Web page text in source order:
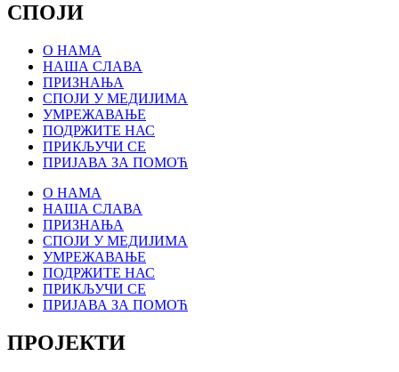
СПОЈИ
О НАМА
НАША СЛАВА
ПРИЗНАЊА
СПОЈИ У МЕДИЈИМА
УМРЕЖАВАЊЕ
ПОДРЖИТЕ НАС
ПРИКЉУЧИ СЕ
ПРИЈАВА ЗА ПОМОЋ
О НАМА
НАША СЛАВА
ПРИЗНАЊА
СПОЈИ У МЕДИЈИМА
УМРЕЖАВАЊЕ
ПОДРЖИТЕ НАС
ПРИКЉУЧИ СЕ
ПРИЈАВА ЗА ПОМОЋ
ПРОЈЕКТИ